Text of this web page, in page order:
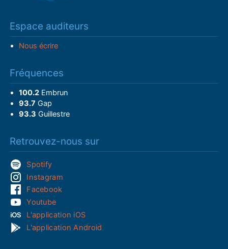
Espace auditeurs
Nous écrire
Fréquences
100.2Embrun
93.7 Gap
93.3 Guillestre
Retrouvez-nous sur
Spotify
Instagram
Facebook
Youtube
L'application iOS
L'application Android